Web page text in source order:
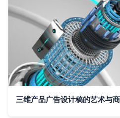
三维产品广告设计稿的艺术与